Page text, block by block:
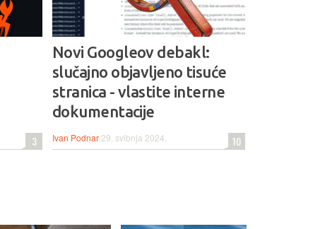
3
Novi Googleov debakl:
slučajno objavljeno tisuće
stranica - vlastite interne
dokumentacije
Ivan Podnar 29. svibnja 2024. 10